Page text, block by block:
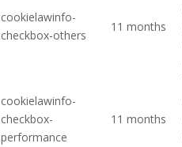
cookielawinfo-
checkbox-others
11 months
cookielawinfo-
checkbox-
performance
11 months